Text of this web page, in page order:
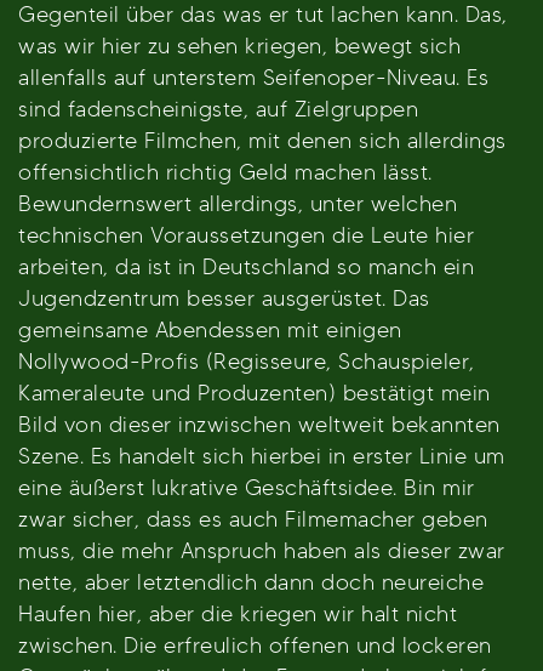
Gegenteil über das was er tut lachen kann. Das,
was wir hier zu sehen kriegen, bewegt sich
allenfalls auf unterstem Seifenoper-Niveau. Es
sind fadenscheinigste, auf Zielgruppen
produzierte Filmchen, mit denen sich allerdings
offensichtlich richtig Geld machen lässt.
Bewundernswert allerdings, unter welchen
technischen Voraussetzungen die Leute hier
arbeiten, da ist in Deutschland so manch ein
Jugendzentrum besser ausgerüstet. Das
gemeinsame Abendessen mit einigen
Nollywood-Profis (Regisseure, Schauspieler,
Kameraleute und Produzenten) bestätigt mein
Bild von dieser inzwischen weltweit bekannten
Szene. Es handelt sich hierbei in erster Linie um
eine äußerst lukrative Geschäftsidee. Bin mir
zwar sicher, dass es auch Filmemacher geben
muss, die mehr Anspruch haben als dieser zwar
nette, aber letztendlich dann doch neureiche
Haufen hier, aber die kriegen wir halt nicht
zwischen. Die erfreulich offenen und lockeren